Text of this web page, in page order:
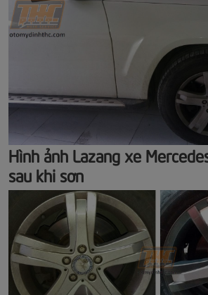
Hình ảnh Lazang xe
sau khi sơn